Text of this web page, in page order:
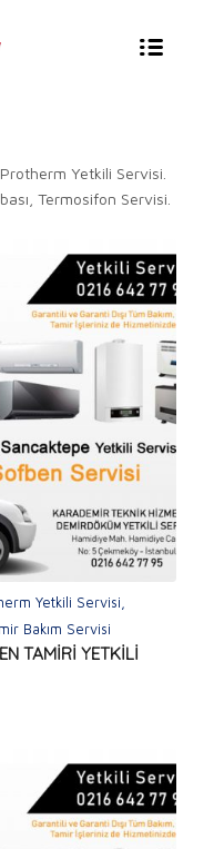
Yetkili Servisi.
Termosifon Servisi.
Yetkili Servisi
Bakım Servisi
TAMİRİ YETKİLİ